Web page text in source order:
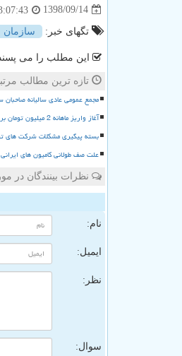
1398/09/14
تگهای خبر: سازمان
این مطلب را می
تازه ترین مطالب
مجمع عمومی عادی سالیانه
آغاز واریز ماهانه 2 میلیون تومان برای متولدین 1405 از فردا
بسته پیگیری مشکلات شرکت های
علت صف طولانی کامیون های
نظرات بینندگان در
نام:
ایمیل:
نظر:
سوال: